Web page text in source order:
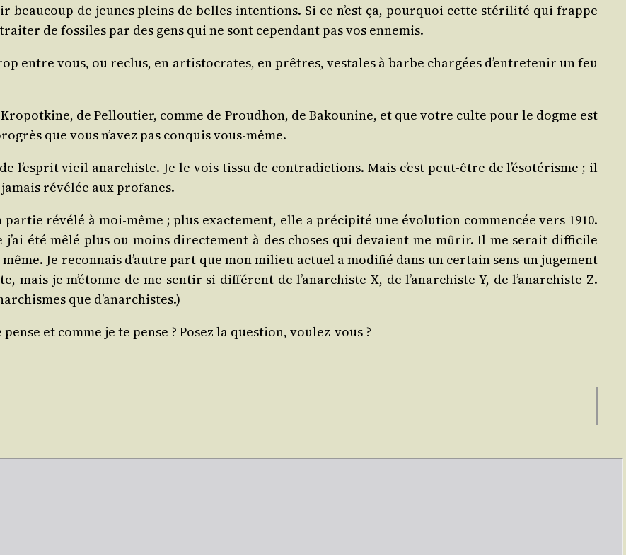
de jeunes pleins de belles inten­tions. Si ce n’est ça, pour­quoi cette sté­ri­li­té qui frappe
de fos­siles par des gens qui ne sont cepen­dant pas vos ennemis.
entre vous, ou reclus, en artis­to­crates, en prêtres, ves­tales à barbe char­gées d’entretenir un feu
de Pel­lou­tier, comme de Prou­dhon, de Bakou­nine, et que votre culte pour le dogme est
que vous n’avez pas conquis vous-même.
l’esprit vieil anar­chiste. Je le vois tis­su de contra­dic­tions. Mais c’est peut-être de l’ésotérisme ; il
révé­lée aux profanes.
par­tie révé­lé à moi-même ; plus exac­te­ment, elle a pré­ci­pi­té une évo­lu­tion com­men­cée vers 1910.
j’ai été mêlé plus ou moins direc­te­ment à des choses qui devaient me mûrir. Il me serait dif­fi­cile
Je recon­nais d’autre part que mon milieu actuel a modi­fié dans un cer­tain sens un juge­ment
je m’étonne de me sen­tir si dif­fé­rent de l’anarchiste X, de l’anarchiste Y, de l’anarchiste Z.
que d’anarchistes.)
et comme je te pense ? Posez la ques­tion, voulez-vous ?